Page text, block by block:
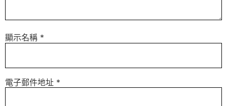
顯示名稱 *
電子郵件地址 *